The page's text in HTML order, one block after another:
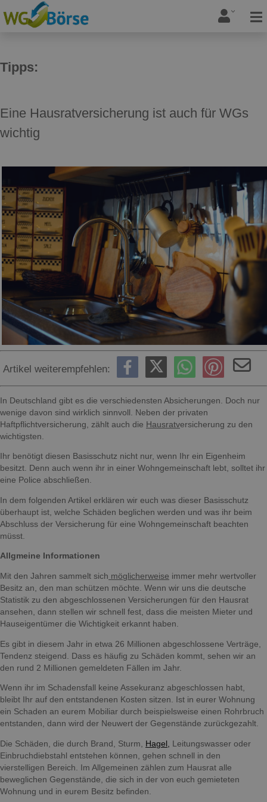
Tipps:
Eine Hausratversicherung ist auch für WGs
wichtig
Artikel weiterempfehlen:
In Deutschland gibt es die verschiedensten Absicherungen. Doch nur
wenige davon sind wirklich sinnvoll. Neben der privaten
Haftpflichtversicherung, zählt auch die Hausratversicherung zu den
wichtigsten.
Ihr benötigt diesen Basisschutz nicht nur, wenn Ihr ein Eigenheim
besitzt. Denn auch wenn ihr in einer Wohngemeinschaft lebt, solltet ihr
eine Police abschließen.
In dem folgenden Artikel erklären wir euch was dieser Basisschutz
überhaupt ist, welche Schäden beglichen werden und was ihr beim
Abschluss der Versicherung für eine Wohngemeinschaft beachten
müsst.
Allgmeine Informationen
Mit den Jahren sammelt sich möglicherweise immer mehr wertvoller
Besitz an, den man schützen möchte. Wenn wir uns die deutsche
Statistik zu den abgeschlossenen Versicherungen für den Hausrat
ansehen, dann stellen wir schnell fest, dass die meisten Mieter und
Hauseigentümer die Wichtigkeit erkannt haben.
Es gibt in diesem Jahr in etwa 26 Millionen abgeschlossene Verträge,
Tendenz steigend. Dass es häufig zu Schäden kommt, sehen wir an
den rund 2 Millionen gemeldeten Fällen im Jahr.
Wenn ihr im Schadensfall keine Assekuranz abgeschlossen habt,
bleibt Ihr auf den entstandenen Kosten sitzen. Ist in eurer Wohnung
ein Schaden an eurem Mobiliar durch beispielsweise einen Rohrbruch
entstanden, dann wird der Neuwert der Gegenstände zurückgezahlt.
Die Schäden, die durch Brand, Sturm, Hagel,
Leitungswasser oder
Einbruchdiebstahl entstehen können, gehen schnell in den
vierstelligen Bereich. Im Allgemeinen zählen zum Hausrat alle
beweglichen Gegenstände, die sich in der von euch gemieteten
Wohnung und in eurem Besitz befinden.